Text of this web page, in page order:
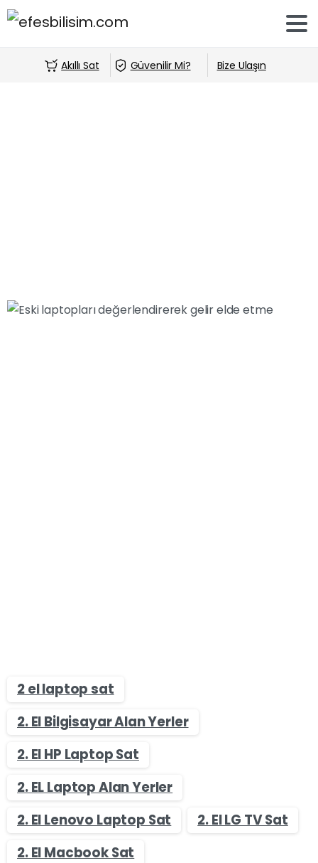
Akıllı Sat Güvenilir Mi? Bize Ulaşın
2 el laptop sat
2. El Bilgisayar Alan Yerler
2. El HP Laptop Sat
2. EL Laptop Alan Yerler
2. El Lenovo Laptop Sat
2. El LG TV Sat
2. El Macbook Sat